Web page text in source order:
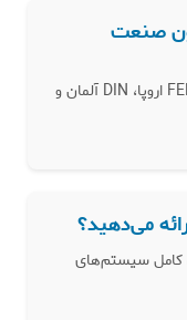
صنعت
محصولات طبق استانداردهای بین‌المللی FEM اروپا، DIN آلمان و
کامل سیستم‌های